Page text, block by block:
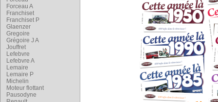
Forceau A
Franchiset
Franchiset P
Glaenzer
Gregoire
Grégoire J A
Jouffret
Lefebvre
Lefebvre A
Lemaire
Lemaire P
Michelin
Moteur flottant
Pausodyne
marches-pieds).
RaoulCuinetet Pierre
grande série de la
suivant le brevet
Pierre Lemaireet Paul
suspension du moteur
Jean Albert Grégoire
permettent l'adoption
transmission par des
Autres innovations
hydraulique, première